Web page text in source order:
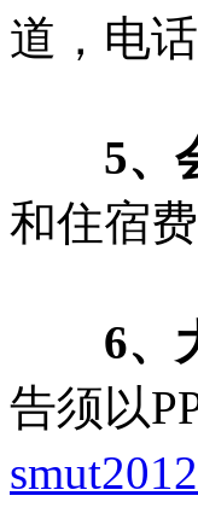
道，电
5、
和住宿
6、
告须以